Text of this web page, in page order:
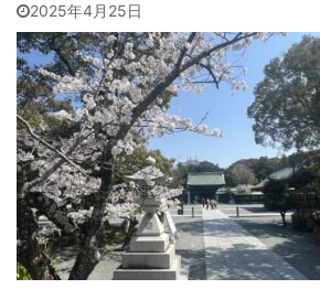
2025年4月25日